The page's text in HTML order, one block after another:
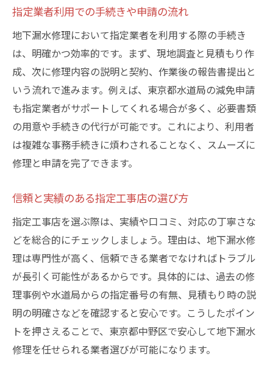
指定業者利用での手続きや申請の流れ
地下漏水修理において指定業者を利用する際の手続き
は、明確かつ効率的です。まず、現地調査と見積もり作
成、次に修理内容の説明と契約、作業後の報告書提出と
いう流れで進みます。例えば、東京都水道局の減免申請
も指定業者がサポートしてくれる場合が多く、必要書類
の用意や手続きの代行が可能です。これにより、利用者
は複雑な事務手続きに煩わされることなく、スムーズに
修理と申請を完了できます。
信頼と実績のある指定工事店の選び方
指定工事店を選ぶ際は、実績や口コミ、対応の丁寧さな
どを総合的にチェックしましょう。理由は、地下漏水修
理は専門性が高く、信頼できる業者でなければトラブル
が長引く可能性があるからです。具体的には、過去の修
理事例や水道局からの指定番号の有無、見積もり時の説
明の明確さなどを確認すると安心です。こうしたポイン
トを押さえることで、東京都中野区で安心して地下漏水
修理を任せられる業者選びが可能になります。